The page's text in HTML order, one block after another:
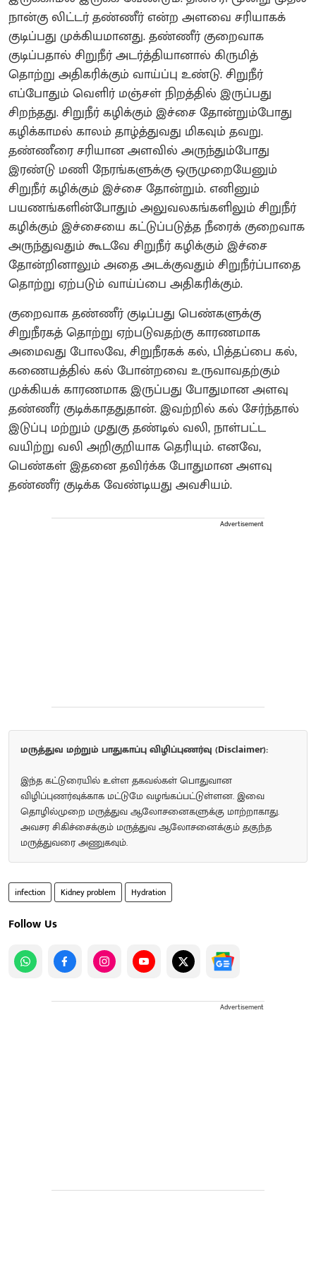
நான்கு லிட்டர் தண்ணீர் என்ற அளவை சரியாகக்
குடிப்பது முக்கியமானது. தண்ணீர் குறைவாக
குடிப்பதால் சிறுநீர் அடர்த்தியானால் கிருமித்
தொற்று அதிகரிக்கும் வாய்ப்பு உண்டு. சிறுநீர்
எப்போதும் வெளிர் மஞ்சள் நிறத்தில் இருப்பது
சிறந்தது. சிறுநீர் கழிக்கும் இச்சை தோன்றும்போது
கழிக்காமல் காலம் தாழ்த்துவது மிகவும் தவறு.
தண்ணீரை சரியான அளவில் அருந்தும்போது
இரண்டு மணி நேரங்களுக்கு ஒருமுறையேனும்
சிறுநீர் கழிக்கும் இச்சை தோன்றும். எனினும்
பயணங்களின்போதும் அலுவலகங்களிலும் சிறுநீர்
கழிக்கும் இச்சையை கட்டுப்படுத்த நீரைக் குறைவாக
அருந்துவதும் கூடவே சிறுநீர் கழிக்கும் இச்சை
தோன்றினாலும் அதை அடக்குவதும் சிறுநீர்ப்பாதை
தொற்று ஏற்படும் வாய்ப்பை அதிகரிக்கும்.
குறைவாக தண்ணீர் குடிப்பது பெண்களுக்கு
சிறுநீரகத் தொற்று ஏற்படுவதற்கு காரணமாக
அமைவது போலவே, சிறுநீரகக் கல், பித்தப்பை கல்,
கணையத்தில் கல் போன்றவை உருவாவதற்கும்
முக்கியக் காரணமாக இருப்பது போதுமான அளவு
தண்ணீர் குடிக்காததுதான். இவற்றில் கல் சேர்ந்தால்
இடுப்பு மற்றும் முதுகு தண்டில் வலி, நாள்பட்ட
வயிற்று வலி அறிகுறியாக தெரியும். எனவே,
பெண்கள் இதனை தவிர்க்க போதுமான அளவு
தண்ணீர் குடிக்க வேண்டியது அவசியம்.
Advertisement
மருத்துவ மற்றும் பாதுகாப்பு விழிப்புணர்வு (Disclaimer):
இந்த கட்டுரையில் உள்ள தகவல்கள் பொதுவான
விழிப்புணர்வுக்காக மட்டுமே வழங்கப்பட்டுள்ளன. இவை
தொழில்முறை மருத்துவ ஆலோசனைகளுக்கு மாற்றாகாது.
அவசர சிகிச்சைக்கும் மருத்துவ ஆலோசனைக்கும் தகுந்த
மருத்துவரை அணுகவும்.
infection Kidney problem Hydration
Follow Us
Advertisement